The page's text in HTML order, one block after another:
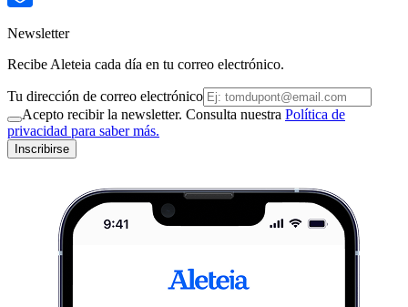
Newsletter
Recibe Aleteia cada día en tu correo electrónico.
Tu dirección de correo electrónico
Acepto recibir la newsletter. Consulta nuestra Política de
privacidad para saber más.
Inscribirse